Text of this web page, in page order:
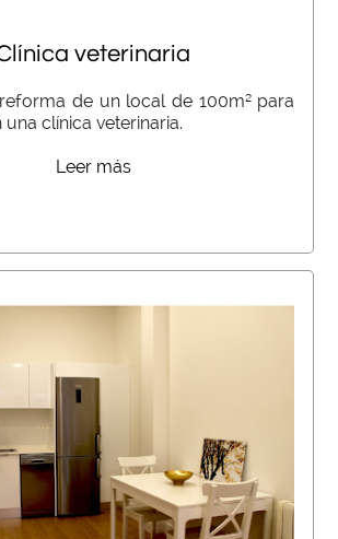
veterinaria
de un local de 100m² para
clínica veterinaria.
Leer más